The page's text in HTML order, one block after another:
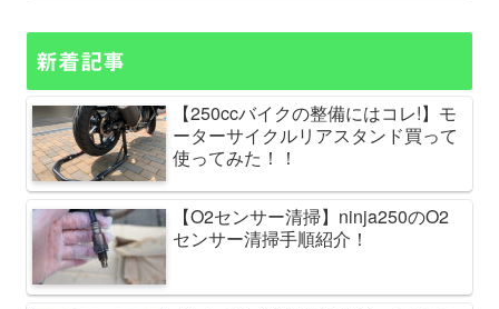
新着記事
【250ccバイクの整備にはコレ!】モ
ーターサイクルリアスタンド買って
使ってみた！！
【O2センサー清掃】ninja250のO2
センサー清掃手順紹介！